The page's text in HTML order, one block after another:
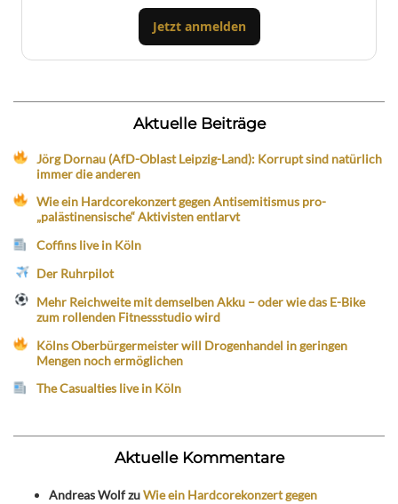
Jetzt anmelden
Aktuelle Beiträge
Jörg Dornau (AfD-Oblast Leipzig-Land): Korrupt sind natürlich
immer die anderen
Wie ein Hardcorekonzert gegen Antisemitismus pro-
„palästinensische“ Aktivisten entlarvt
Coffins live in Köln
Der Ruhrpilot
Mehr Reichweite mit demselben Akku – oder wie das E-Bike
zum rollenden Fitnessstudio wird
Kölns Oberbürgermeister will Drogenhandel in geringen
Mengen noch ermöglichen
The Casualties live in Köln
Aktuelle Kommentare
Andreas WolfzuWie ein Hardcorekonzert gegen